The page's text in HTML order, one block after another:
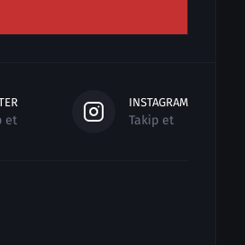
et
INSTAGRAM
Takip et